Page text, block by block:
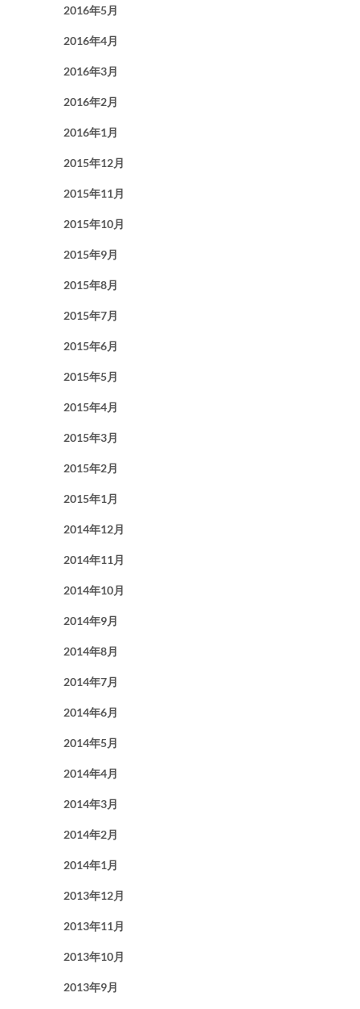
2016年5月
2016年4月
2016年3月
2016年2月
2016年1月
2015年12月
2015年11月
2015年10月
2015年9月
2015年8月
2015年7月
2015年6月
2015年5月
2015年4月
2015年3月
2015年2月
2015年1月
2014年12月
2014年11月
2014年10月
2014年9月
2014年8月
2014年7月
2014年6月
2014年5月
2014年4月
2014年3月
2014年2月
2014年1月
2013年12月
2013年11月
2013年10月
2013年9月